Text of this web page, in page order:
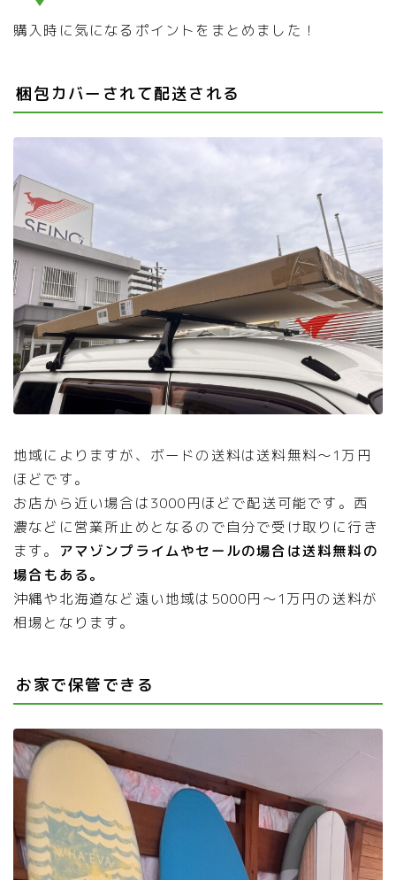
購入時に気になるポイントをまとめました！
梱包カバーされて配送される
地域によりますが、ボードの送料は送料無料〜1万円
ほどです。
お店から近い場合は3000円ほどで配送可能です。西
濃などに営業所止めとなるので自分で受け取りに行き
ます。
アマゾンプライムやセールの場合は送料無料の
場合もある。
沖縄や北海道など遠い地域は5000円〜1万円の送料が
相場となります。
お家で保管できる